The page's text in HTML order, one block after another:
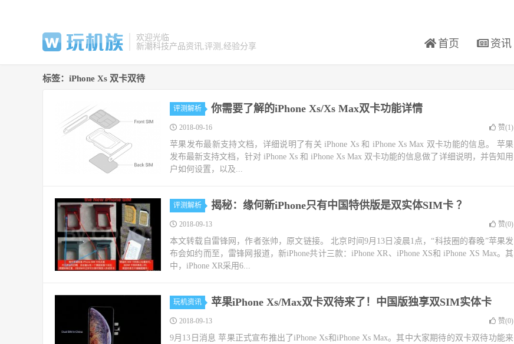
欢迎光临
新潮科技产品资讯,评测,经验分享
首页 资讯
标签：iPhone Xs 双卡双待
评测解析 你需要了解的iPhone Xs/Xs Max双卡功能详情
2018-09-16 赞(1)
苹果发布最新支持文档，详细说明了有关 iPhone Xs 和 iPhone Xs Max 双卡功能的信息。 苹果
发布最新支持文档，针对 iPhone Xs 和 iPhone Xs Max 双卡功能的信息做了详细说明，并告知用
户如何设置，以及...
评测解析 揭秘：缘何新iPhone只有中国特供版是双实体SIM卡 ？
2018-09-13 赞(0)
本文转载自雷锋网，作者张帅，原文链接。 北京时间9月13日凌晨1点，“科技圈的春晚”苹果发
布会如约而至，雷锋网报道，新iPhone共计三款：iPhone XR、iPhone XS和 iPhone XS Max。其
中，iPhone XR采用6...
玩机资讯 苹果iPhone Xs/Max双卡双待来了！中国版独享双SIM实体卡
2018-09-13 赞(0)
9月13日消息 苹果正式宣布推出了iPhone Xs和iPhone Xs Max。其中大家期待的双卡双待功能来